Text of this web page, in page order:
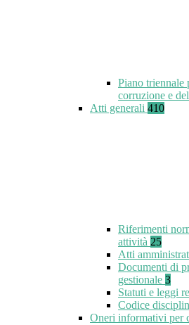
Piano triennale
corruzione e
Atti generali 410
Riferimenti
attività 25
Atti
Documenti di
gestionale 3
Statuti e leggi
Codice
Oneri informativi per